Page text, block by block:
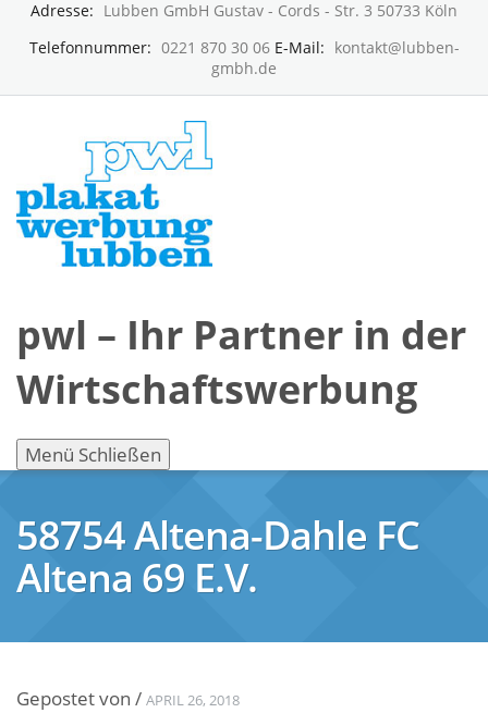
Adresse: Lubben GmbH Gustav - Cords - Str. 3 50733 Köln
Telefonnummer: 0221 870 30 06E-Mail: kontakt@lubben-
gmbh.de
pwl – Ihr Partner in der
Wirtschaftswerbung
Menü Schließen
58754 Altena-Dahle FC
Altena 69 E.V.
Gepostet von / APRIL 26, 2018